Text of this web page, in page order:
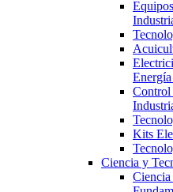
Control
Kits
Ciencia y